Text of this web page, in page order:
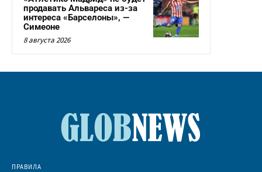
продавать Альвареса из-за
интереса «Барселоны», —
Симеоне
8 августа 2026
ПРАВИЛА